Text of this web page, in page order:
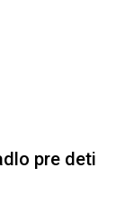
pre deti